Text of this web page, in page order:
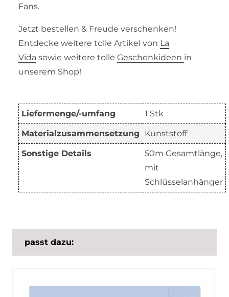
Fans.
Jetzt bestellen & Freude verschenken!
Entdecke weitere tolle Artikel von La
Vida sowie weitere tolle Geschenkideen in
unserem Shop!
Liefermenge/-umfang 1 Stk
Materialzusammensetzung Kunststoff
Sonstige Details
50m Gesamtlänge,
mit
Schlüsselanhänger
passt dazu: